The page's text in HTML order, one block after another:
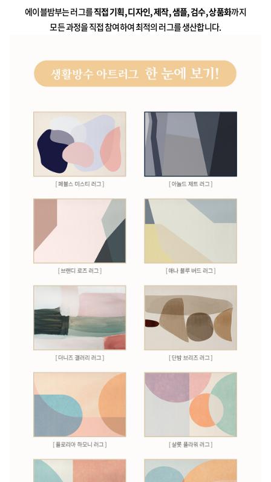
에이블밤부는 러그를직접 기획, 디자인, 제작, 샘플, 검수, 상품화까지
모든 과정을 직접 참여하여 최적의 러그를 생산합니다.